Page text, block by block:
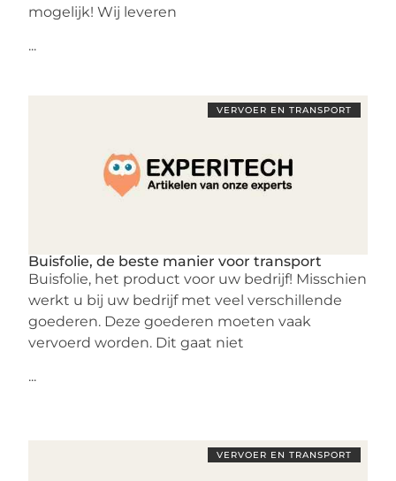
mogelijk! Wij leveren
...
VERVOER EN TRANSPORT
Buisfolie, de beste manier voor transport
Buisfolie, het product voor uw bedrijf! Misschien
werkt u bij uw bedrijf met veel verschillende
goederen. Deze goederen moeten vaak
vervoerd worden. Dit gaat niet
...
VERVOER EN TRANSPORT